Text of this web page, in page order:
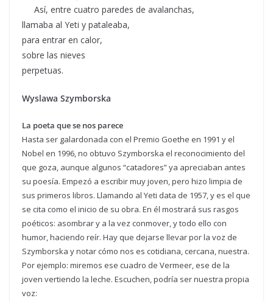
Así, entre cuatro paredes de avalanchas,
llamaba al Yeti y pataleaba,
para entrar en calor,
sobre las nieves
perpetuas.
Wyslawa Szymborska
La poeta que se nos parece
Hasta ser galardonada con el Premio Goethe en 1991 y el
Nobel en 1996, no obtuvo Szymborska el reconocimiento del
que goza, aunque algunos “catadores” ya apreciaban antes
su poesía. Empezó a escribir muy joven, pero hizo limpia de
sus primeros libros. Llamando al Yeti data de 1957, y es el que
se cita como el inicio de su obra. En él mostrará sus rasgos
poéticos: asombrar y a la vez conmover, y todo ello con
humor, haciendo reír. Hay que dejarse llevar por la voz de
Szymborska y notar cómo nos es cotidiana, cercana, nuestra.
Por ejemplo: miremos ese cuadro de Vermeer, ese de la
joven vertiendo la leche. Escuchen, podría ser nuestra propia
voz: